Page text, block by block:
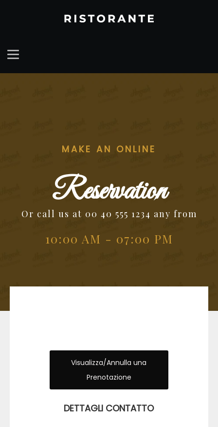
MAKE AN ONLINE
Reservation
Or call us at 00 40 555 1234 any from
10:00 AM - 07:00 PM
Visualizza/Annulla una
Prenotazione
DETTAGLI CONTATTO